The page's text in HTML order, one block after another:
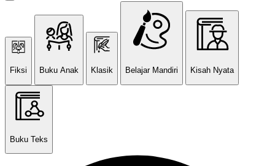
Fiksi Buku Anak Klasik Belajar Mandiri Kisah Nyata
Buku Teks